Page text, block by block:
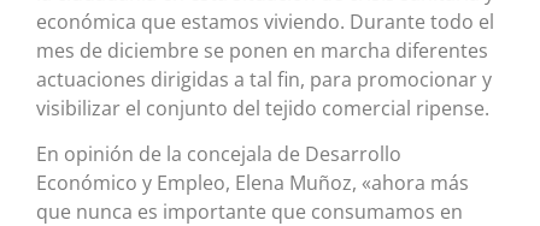
económica que estamos viviendo. Durante todo el
mes de diciembre se ponen en marcha diferentes
actuaciones dirigidas a tal fin, para promocionar y
visibilizar el conjunto del tejido comercial ripense.
En opinión de la concejala de Desarrollo
Económico y Empleo, Elena Muñoz, «ahora más
que nunca es importante que consumamos en